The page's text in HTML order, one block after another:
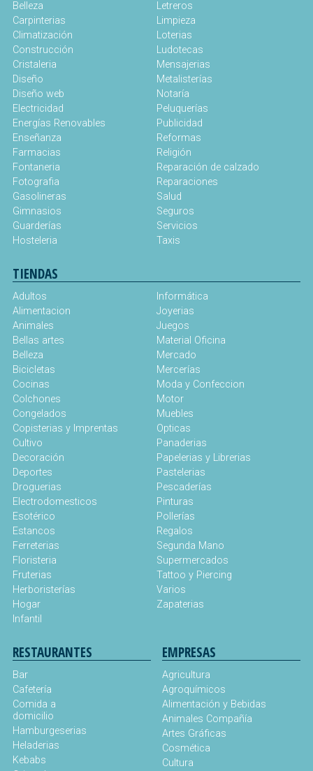
Belleza
Carpinterias
Climatización
Construcción
Cristaleria
Diseño
Diseño web
Electricidad
Energías Renovables
Enseñanza
Farmacias
Fontaneria
Fotografia
Gasolineras
Gimnasios
Guarderías
Hosteleria
Letreros
Limpieza
Loterias
Ludotecas
Mensajerias
Metalisterías
Notaría
Peluquerías
Publicidad
Reformas
Religión
Reparación de calzado
Reparaciones
Salud
Seguros
Servicios
Taxis
TIENDAS
Adultos
Alimentacion
Animales
Bellas artes
Belleza
Bicicletas
Cocinas
Colchones
Congelados
Copisterias y Imprentas
Cultivo
Decoración
Deportes
Droguerias
Electrodomesticos
Esotérico
Estancos
Ferreterias
Floristeria
Fruterias
Herboristerías
Hogar
Infantil
Informática
Joyerias
Juegos
Material Oficina
Mercado
Mercerías
Moda y Confeccion
Motor
Muebles
Opticas
Panaderias
Papelerias y Librerias
Pastelerias
Pescaderías
Pinturas
Pollerías
Regalos
Segunda Mano
Supermercados
Tattoo y Piercing
Varios
Zapaterias
RESTAURANTES
Bar
Cafetería
Comida a
domicilio
Hamburgeserias
Heladerias
Kebabs
EMPRESAS
Agricultura
Agroquímicos
Alimentación y Bebidas
Animales Compañía
Artes Gráficas
Cosmética
Cultura